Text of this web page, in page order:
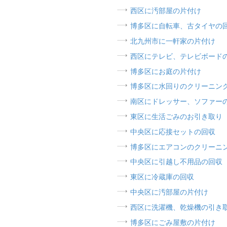
西区に汚部屋の片付け
博多区に自転車、古タイヤの
北九州市に一軒家の片付け
西区にテレビ、テレビボード
博多区にお庭の片付け
博多区に水回りのクリーニン
南区にドレッサー、ソファー
東区に生活ごみのお引き取り
中央区に応接セットの回収
博多区にエアコンのクリーニ
中央区に引越し不用品の回収
東区に冷蔵庫の回収
中央区に汚部屋の片付け
西区に洗濯機、乾燥機の引き
博多区にごみ屋敷の片付け